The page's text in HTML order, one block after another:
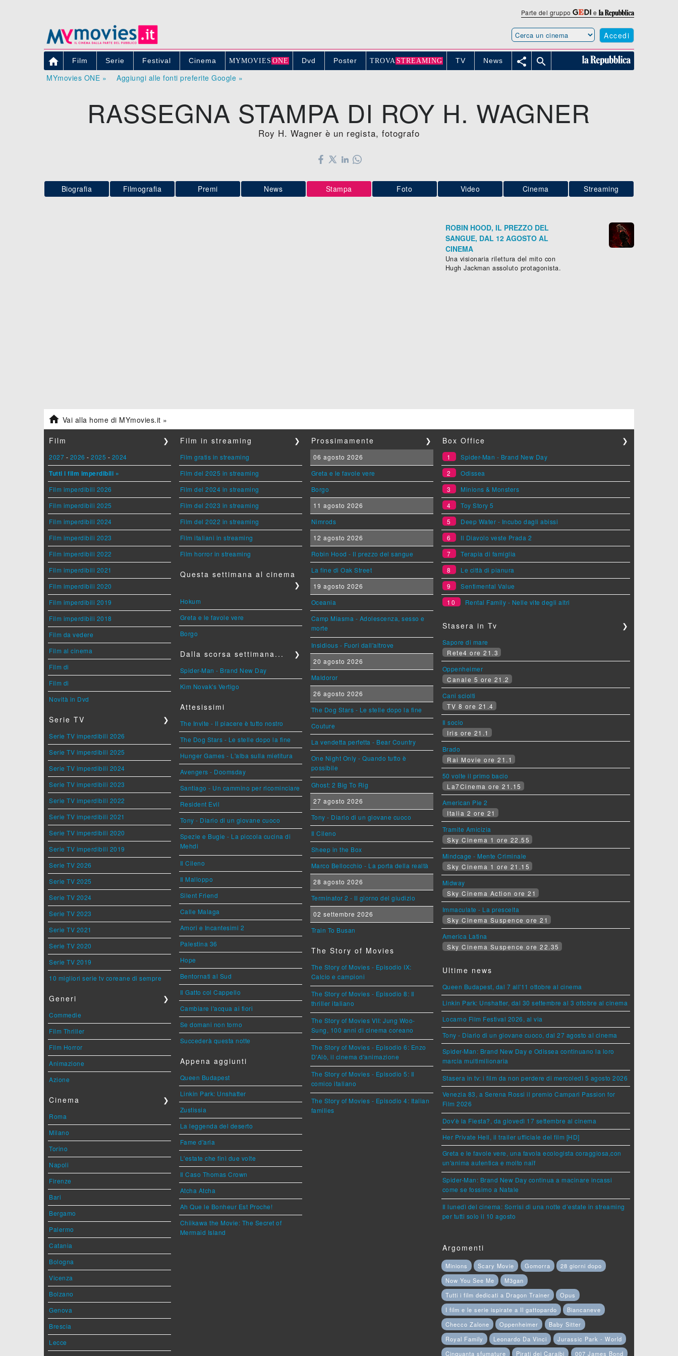
Parte del gruppo e
Accedi
 Film Serie Festival Cinema MYMOVIE S ONE Dvd Poster TROVA STREAMING TV News  
MYmovies ONE » Aggiungi alle fonti preferite Google »
RASSEGNA STAMPA DI ROY H. WAGNER
Roy H. Wagner è un regista, fotografo
Biografia Filmografia Premi News Stampa Foto Video Cinema Streaming
ROBIN HOOD, IL PREZZO DEL
SANGUE, DAL 12 AGOSTO AL
CINEMA
Una visionaria rilettura del mito con
Hugh Jackman assoluto protagonista.
 Vai alla home di MYmovies.it »
Film ❯
2027 - 2026 - 2025 - 2024
Tutti i film imperdibili »
Film imperdibili 2026
Film imperdibili 2025
Film imperdibili 2024
Film imperdibili 2023
Film imperdibili 2022
Film imperdibili 2021
Film imperdibili 2020
Film imperdibili 2019
Film imperdibili 2018
Film da vedere
Film al cinema
Film di
Film di
Novità in Dvd
Serie TV ❯
Serie TV imperdibili 2026
Serie TV imperdibili 2025
Serie TV imperdibili 2024
Serie TV imperdibili 2023
Serie TV imperdibili 2022
Serie TV imperdibili 2021
Serie TV imperdibili 2020
Serie TV imperdibili 2019
Serie TV 2026
Serie TV 2025
Serie TV 2024
Serie TV 2023
Serie TV 2021
Serie TV 2020
Serie TV 2019
10 migliori serie tv coreane di sempre
Generi ❯
Commedie
Film Thriller
Film Horror
Animazione
Azione
Cinema ❯
Roma
Milano
Torino
Napoli
Firenze
Bari
Bergamo
Palermo
Catania
Bologna
Vicenza
Bolzano
Genova
Brescia
Lecce
Film in streaming ❯
Film gratis in streaming
Film del 2025 in streaming
Film del 2024 in streaming
Film del 2023 in streaming
Film del 2022 in streaming
Film italiani in streaming
Film horror in streaming
Questa settimana al cinema
❯
Hokum
Greta e le favole vere
Borgo
Dalla scorsa settimana... ❯
Spider-Man - Brand New Day
Kim Novak's Vertigo
Attesissimi
The Invite - Il piacere è tutto nostro
The Dog Stars - Le stelle dopo la fine
Hunger Games - L'alba sulla mietitura
Avengers - Doomsday
Santiago - Un cammino per ricominciare
Resident Evil
Tony - Diario di un giovane cuoco
Spezie e Bugie - La piccola cucina di
Mehdi
Il Cileno
Il Malloppo
Silent Friend
Calle Malaga
Amori e Incantesimi 2
Palestina 36
Hope
Bentornati al Sud
Il Gatto col Cappello
Cambiare l'acqua ai fiori
Se domani non torno
Succederà questa notte
Appena aggiunti
Queen Budapest
Linkin Park: Unshatter
Zustissia
La leggenda del deserto
Fame d'aria
L'estate che finì due volte
Il Caso Thomas Crown
Atcha Atcha
Ah Que le Bonheur Est Proche!
Chiikawa the Movie: The Secret of
Mermaid Island
Prossimamente ❯
06 agosto 2026
Greta e le favole vere
Borgo
11 agosto 2026
Nimrods
12 agosto 2026
Robin Hood - Il prezzo del sangue
La fine di Oak Street
19 agosto 2026
Oceania
Camp Miasma - Adolescenza, sesso e
morte
Insidious - Fuori dall'altrove
20 agosto 2026
Maldoror
26 agosto 2026
The Dog Stars - Le stelle dopo la fine
Couture
La vendetta perfetta - Bear Country
One Night Only - Quando tutto è
possibile
Ghost: 2 Big To Rig
27 agosto 2026
Tony - Diario di un giovane cuoco
Il Cileno
Sheep in the Box
Marco Bellocchio - La porta della realtà
28 agosto 2026
Terminator 2 - Il giorno del giudizio
02 settembre 2026
Train To Busan
The Story of Movies
The Story of Movies - Episodio IX:
Calcio e campioni
The Story of Movies - Episodio 8: Il
thriller italiano
The Story of Movies VII: Jung Woo-
Sung, 100 anni di cinema coreano
The Story of Movies - Episodio 6: Enzo
D'Alò, il cinema d'animazione
The Story of Movies - Episodio 5: Il
comico italiano
The Story of Movies - Episodio 4: Italian
families
Box Office ❯
1
Spider-Man - Brand New Day
2
Odissea
3
Minions & Monsters
4
Toy Story 5
5
Deep Water - Incubo dagli abissi
6
Il Diavolo veste Prada 2
7
Terapia di famiglia
8
Le città di pianura
9
Sentimental Value
10
Rental Family - Nelle vite degli altri
Stasera in Tv ❯
Sapore di mare
Rete4 ore 21.3
Oppenheimer
Canale 5 ore 21.2
Cani sciolti
TV 8 ore 21.4
Il socio
Iris ore 21.1
Brado
Rai Movie ore 21.1
50 volte il primo bacio
La7Cinema ore 21.15
American Pie 2
Italia 2 ore 21
Tramite Amicizia
Sky Cinema 1 ore 22.55
Mindcage - Mente Criminale
Sky Cinema 1 ore 21.15
Midway
Sky Cinema Action ore 21
Immaculate - La prescelta
Sky Cinema Suspence ore 21
America Latina
Sky Cinema Suspence ore 22.35
Ultime news
Queen Budapest, dal 7 all'11 ottobre al cinema
Linkin Park: Unshatter, dal 30 settembre al 3 ottobre al cinema
Locarno Film Festival 2026, al via
Tony - Diario di un giovane cuoco, dal 27 agosto al cinema
Spider-Man: Brand New Day e Odissea continuano la loro
marcia multimilionaria
Stasera in tv: i film da non perdere di mercoledì 5 agosto 2026
Venezia 83, a Serena Rossi il premio Campari Passion for
Film 2026
Dov'è la Fiesta?, da giovedì 17 settembre al cinema
Her Private Hell, il trailer ufficiale del film [HD]
Greta e le favole vere, una favola ecologista coraggiosa,con
un'anima autentica e molto naïf
Spider-Man: Brand New Day continua a macinare incassi
come se fossimo a Natale
Il lunedì del cinema: Sorrisi di una notte d’estate in streaming
per tutti solo il 10 agosto
Argomenti
Minions Scary Movie Gomorra
28 giorni dopo
Now You See Me
M3gan
Tutti i film dedicati a Dragon Trainer
Opus
I film e le serie ispirate a Il gattopardo
Biancaneve
Checco Zalone
Oppenheimer
Baby Sitter
Royal Family
Leonardo Da Vinci
Jurassic Park - World
Cinquanta sfumature
Pirati dei Caraibi 007 James Bond